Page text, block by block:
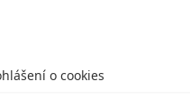
o cookies